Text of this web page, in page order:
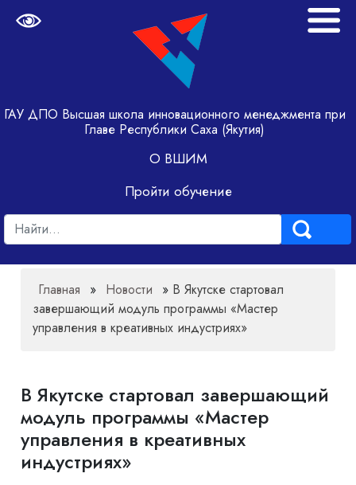
ГАУ ДПО Высшая школа инновационного менеджмента при
Главе Республики Саха (Якутия)
О ВШИМ
Пройти обучение
Главная » Новости » В Якутске стартовал
завершающий модуль программы «Мастер
управления в креативных индустриях»
В Якутске стартовал завершающий
модуль программы «Мастер
управления в креативных
индустриях»